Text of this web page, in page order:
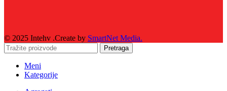
© 2025 Intehv .Create by SmartNet Media.
Pretraga
Meni
Kategorije